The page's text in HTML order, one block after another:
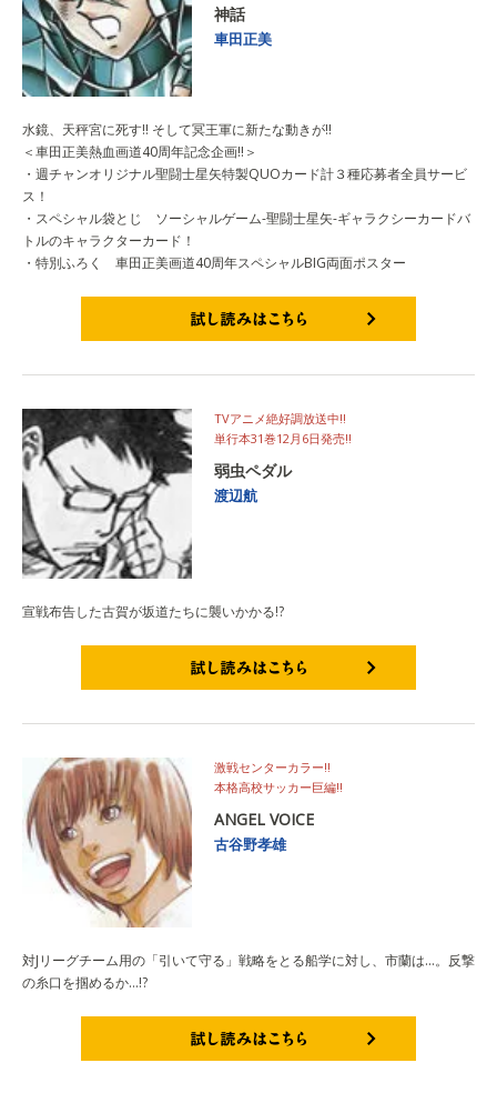
神話
車田正美
水鏡、天秤宮に死す!! そして冥王軍に新たな動きが!!
＜車田正美熱血画道40周年記念企画!!＞
・週チャンオリジナル聖闘士星矢特製QUOカード計３種応募者全員サービ
ス！
・スペシャル袋とじ ソーシャルゲーム-聖闘士星矢-ギャラクシーカードバ
トルのキャラクターカード！
・特別ふろく 車田正美画道40周年スペシャルBIG両面ポスター
TVアニメ絶好調放送中!!
単行本31巻12月6日発売!!
弱虫ペダル
渡辺航
宣戦布告した古賀が坂道たちに襲いかかる!?
激戦センターカラー!!
本格高校サッカー巨編!!
ANGEL VOICE
古谷野孝雄
対Jリーグチーム用の「引いて守る」戦略をとる船学に対し、市蘭は…。反撃
の糸口を掴めるか…!?